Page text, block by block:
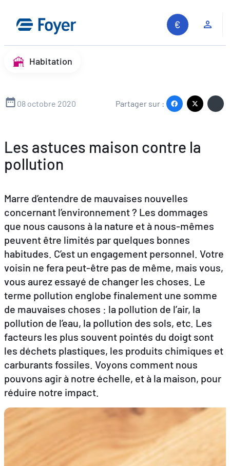
contenu
Recherche sur le site
FRENDE
Habitation
08 octobre 2020 Partager sur :
Les astuces maison contre la
pollution
Marre d’entendre de mauvaises nouvelles
concernant l’environnement ? Les dommages
que nous causons à la nature et à nous-mêmes
peuvent être limités par quelques bonnes
habitudes. C’est un engagement personnel. Votre
voisin ne fera peut-être pas de même, mais vous,
vous aurez essayé de changer les choses. Le
terme pollution englobe finalement une somme
de mauvaises choses : la pollution de l’air, la
pollution de l’eau, la pollution des sols, etc. Les
facteurs les plus souvent pointés du doigt sont
les déchets plastiques, les produits chimiques et
carburants fossiles. Voyons comment nous
pouvons agir à notre échelle, et à la maison, pour
réduire notre impact.